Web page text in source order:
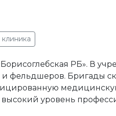
РБ». В
и фельдшеров. Бригады
высокий уровень